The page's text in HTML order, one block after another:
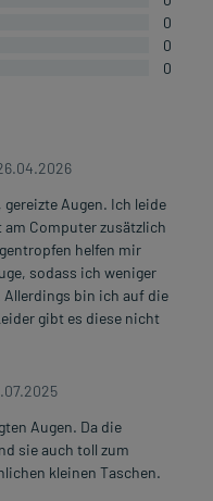
0
0
0
Augen. Ich leide
Computer zusätzlich
helfen mir
sodass ich weniger
bin ich auf die
gibt es diese nicht
Augen. Da die
sie auch toll zum
kleinen Taschen.